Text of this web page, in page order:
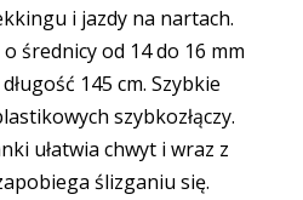
i jazdy na nartach.
średnicy od 14 do 16 mm
145 cm. Szybkie
szybkozłączy.
ułatwia chwyt i wraz z
ślizganiu się.